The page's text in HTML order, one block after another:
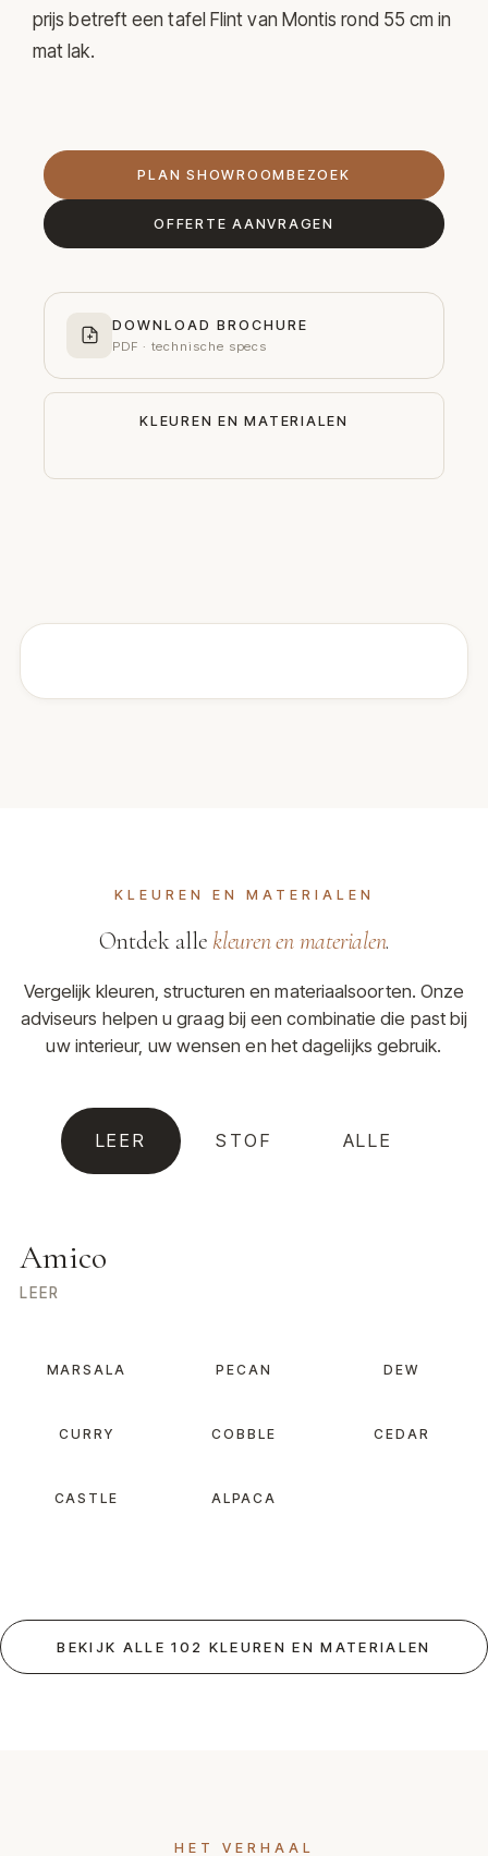
prijs betreft een tafel Flint van Montis rond 55 cm in
mat lak.
PLAN SHOWROOMBEZOEK
OFFERTE AANVRAGEN
DOWNLOAD BROCHURE
PDF · technische specs
KLEUREN EN MATERIALEN
KLEUREN EN MATERIALEN
Ontdek alle kleuren en materialen.
Vergelijk kleuren, structuren en materiaalsoorten. Onze
adviseurs helpen u graag bij een combinatie die past bij
uw interieur, uw wensen en het dagelijks gebruik.
LEER STOF ALLE
Amico
LEER
MARSALA PECAN DEW
CURRY COBBLE CEDAR
CASTLE ALPACA
BEKIJK ALLE 102 KLEUREN EN MATERIALEN
HET VERHAAL